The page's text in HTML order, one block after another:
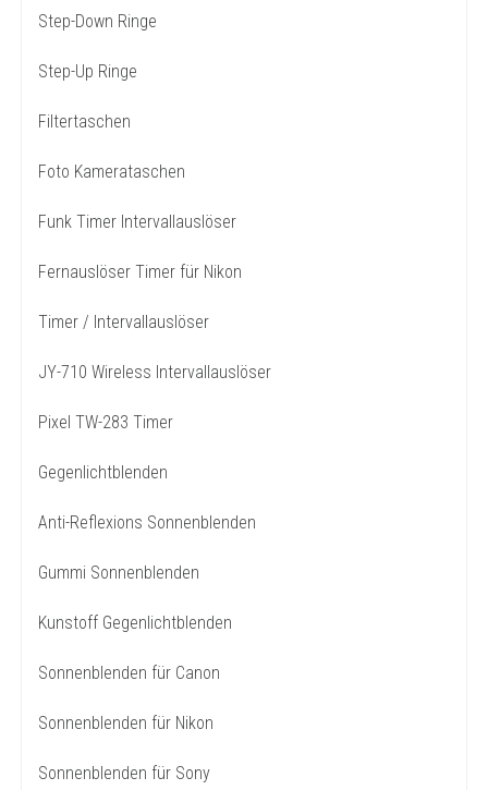
Step-Down Ringe
Step-Up Ringe
Filtertaschen
Foto Kamerataschen
Funk Timer Intervallauslöser
Fernauslöser Timer für Nikon
Timer / Intervallauslöser
JY-710 Wireless Intervallauslöser
Pixel TW-283 Timer
Gegenlichtblenden
Anti-Reflexions Sonnenblenden
Gummi Sonnenblenden
Kunstoff Gegenlichtblenden
Sonnenblenden für Canon
Sonnenblenden für Nikon
Sonnenblenden für Sony